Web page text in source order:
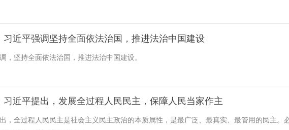
习近平强调坚持全面依法治国，推进法治中国建设
，坚持全面依法治国，推进法治中国建设。
习近平提出，发展全过程人民民主，保障人民当家作主
，全过程人民民主是社会主义民主政治的本质属性，是最广泛、最真实、最管用的民主